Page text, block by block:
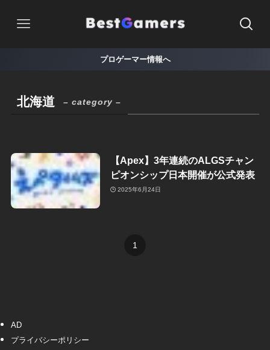
プロゲーマー情報へ
北海道 – category –
【Apex】3年連続のALGSチャン
ピオンシップ日本開催が公式発表
2025年6月24日
1
AD
プライバシーポリシー